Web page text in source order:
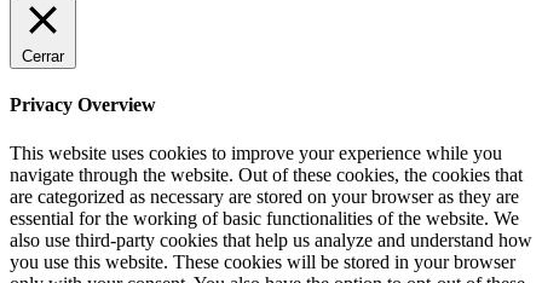
Cerrar
Privacy Overview
This website uses cookies to improve your experience while you
navigate through the website. Out of these cookies, the cookies that
are categorized as necessary are stored on your browser as they are
essential for the working of basic functionalities of the website. We
also use third-party cookies that help us analyze and understand how
you use this website. These cookies will be stored in your browser